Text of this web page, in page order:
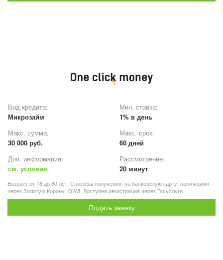
Вид кредита:
Микрозайм
Мин. ставка:
1% в день
Макс. сумма:
30 000 руб.
Макс. срок:
60 дней
Доп. информация:
см. условия
Рассмотрение:
20 минут
Возраст от 18 до 80 лет. Способы получения: на банковскую карту, наличными
через Золотую Корону, QIWI. Доступна регистрация через Госуслуги.
Подать заявку